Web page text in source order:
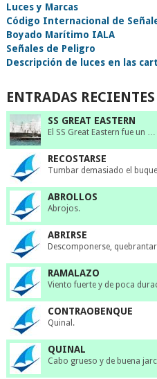
Luces y Marcas
Código Internacional de
Boyado Marítimo IALA
Señales de Peligro
Descripción de luces en las
ENTRADAS RECIENTES
SS GREAT EASTERN
El SS Great Eastern fue un …
RECOSTARSE
Tumbar demasiado el
ABROLLOS
Abrojos.
ABRIRSE
Descomponerse,
RAMALAZO
Viento fuerte y de poca
CONTRAOBENQUE
Quinal.
QUINAL
Cabo grueso y de buena